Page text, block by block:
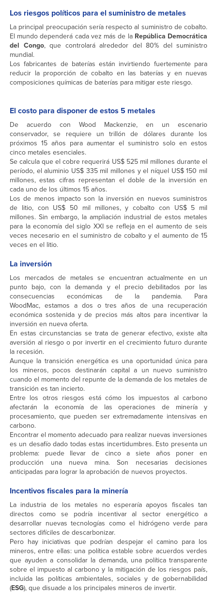
Los riesgos políticos para el suministro de metales
La principal preocupación sería respecto al suministro de cobalto.
El mundo dependerá cada vez más de la República Democrática
del Congo, que controlará alrededor del 80% del suministro
mundial.
Los fabricantes de baterías están invirtiendo fuertemente para
reducir la proporción de cobalto en las baterías y en nuevas
composiciones químicas de baterías para mitigar este riesgo.
El costo para disponer de estos 5 metales
De acuerdo con Wood Mackenzie, en un escenario
conservador, se requiere un trillón de dólares durante los
próximos 15 años para aumentar el suministro solo en estos
cinco metales esenciales.
Se calcula que el cobre requerirá US$ 525 mil millones durante el
período, el aluminio US$ 335 mil millones y el níquel US$ 150 mil
millones, estas cifras representan el doble de la inversión en
cada uno de los últimos 15 años.
Los de menos impacto son la inversión en nuevos suministros
de litio, con US$ 50 mil millones, y cobalto con US$ 5 mil
millones. Sin embargo, la ampliación industrial de estos metales
para la economía del siglo XXI se refleja en el aumento de seis
veces necesario en el suministro de cobalto y el aumento de 15
veces en el litio.
La inversión
Los mercados de metales se encuentran actualmente en un
punto bajo, con la demanda y el precio debilitados por las
consecuencias económicas de la pandemia. Para
WoodMac, estamos a dos o tres años de una recuperación
económica sostenida y de precios más altos para incentivar la
inversión en nueva oferta.
En estas circunstancias se trata de generar efectivo, existe alta
aversión al riesgo o por invertir en el crecimiento futuro durante
la recesión.
Aunque la transición energética es una oportunidad única para
los mineros, pocos destinarán capital a un nuevo suministro
cuando el momento del repunte de la demanda de los metales de
transición es tan incierto.
Entre los otros riesgos está cómo los impuestos al carbono
afectarán la economía de las operaciones de minería y
procesamiento, que pueden ser extremadamente intensivas en
carbono.
Encontrar el momento adecuado para realizar nuevas inversiones
es un desafío dado todas estas incertidumbres. Esto presenta un
problema: puede llevar de cinco a siete años poner en
producción una nueva mina. Son necesarias decisiones
anticipadas para lograr la aprobación de nuevos proyectos.
Incentivos fiscales para la minería
La industria de los metales no esperaría apoyos fiscales tan
directos como se podría incentivar al sector energético a
desarrollar nuevas tecnologías como el hidrógeno verde para
sectores difíciles de descarbonizar.
Pero hay iniciativas que podrían despejar el camino para los
mineros, entre ellas: una política estable sobre acuerdos verdes
que ayuden a consolidar la demanda, una política transparente
sobre el impuesto al carbono y la mitigación de los riesgos país,
incluida las políticas ambientales, sociales y de gobernabilidad
(ESG), que disuade a los principales mineros de invertir.